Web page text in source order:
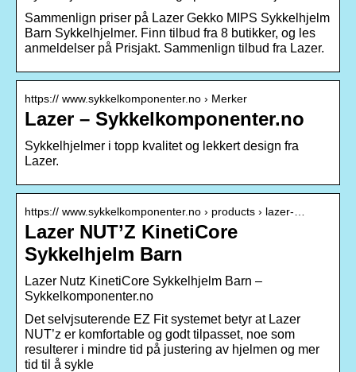
Sammenlign priser på Lazer Gekko MIPS Sykkelhjelm
Barn Sykkelhjelmer. Finn tilbud fra 8 butikker, og les
anmeldelser på Prisjakt. Sammenlign tilbud fra Lazer.
https:// www.sykkelkomponenter.no › Merker
Lazer – Sykkelkomponenter.no
Sykkelhjelmer i topp kvalitet og lekkert design fra
Lazer.
https:// www.sykkelkomponenter.no › products › lazer-…
Lazer NUT’Z KinetiCore
Sykkelhjelm Barn
Lazer Nutz KinetiCore Sykkelhjelm Barn –
Sykkelkomponenter.no
Det selvjsuterende EZ Fit systemet betyr at Lazer
NUT’z er komfortable og godt tilpasset, noe som
resulterer i mindre tid på justering av hjelmen og mer
tid til å sykle